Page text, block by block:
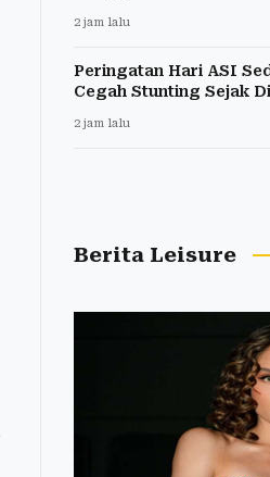
2 jam lalu
Peringatan Hari ASI
Cegah Stunting Sejak
2 jam lalu
Berita Leisure